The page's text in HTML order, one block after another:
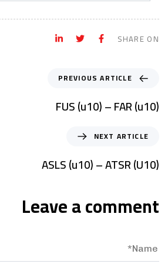
SHARE ON
PREVIOUS ARTICLE
FUS (u10) – FAR (u10)
NEXT ARTICLE
ASLS (u10) – ATSR (U10)
Leave a comment